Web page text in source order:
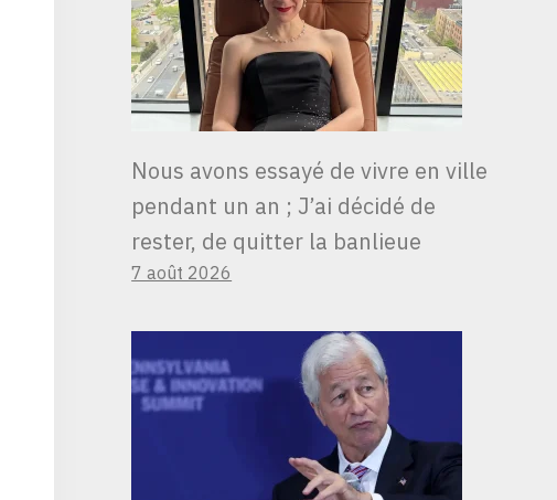
Nous avons essayé de vivre en ville
pendant un an ; J’ai décidé de
rester, de quitter la banlieue
7 août 2026